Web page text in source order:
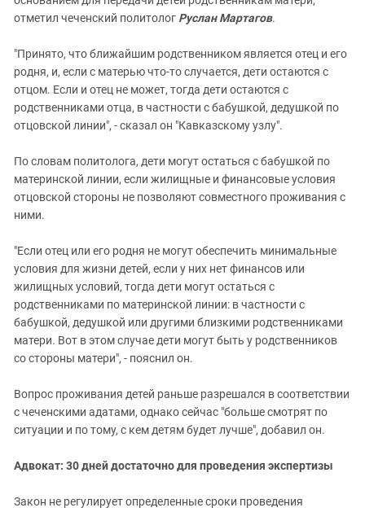
отметил чеченский политолог Руслан Мартагов.
"Принято, что ближайшим родственником является отец и его
родня, и, если с матерью что-то случается, дети остаются с
отцом. Если и отец не может, тогда дети остаются с
родственниками отца, в частности с бабушкой, дедушкой по
отцовской линии", - сказал он "Кавказскому узлу".
По словам политолога, дети могут остаться с бабушкой по
материнской линии, если жилищные и финансовые условия
отцовской стороны не позволяют совместного проживания с
ними.
"Если отец или его родня не могут обеспечить минимальные
условия для жизни детей, если у них нет финансов или
жилищных условий, тогда дети могут остаться с
родственниками по материнской линии: в частности с
бабушкой, дедушкой или другими близкими родственниками
матери. Вот в этом случае дети могут быть у родственников
со стороны матери", - пояснил он.
Вопрос проживания детей раньше разрешался в соответствии
с чеченскими адатами, однако сейчас "больше смотрят по
ситуации и по тому, с кем детям будет лучше", добавил он.
Адвокат: 30 дней достаточно для проведения экспертизы
Закон не регулирует определенные сроки проведения